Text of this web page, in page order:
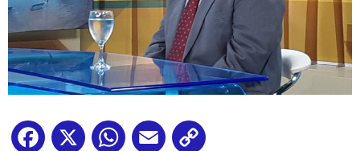
Facebook
X WhatsApp
Email